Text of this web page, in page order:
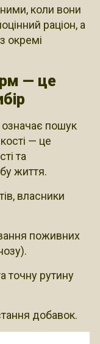
коли вони
раціон, а
окремі
— це
пошук
— це
та
життя.
власники
поживних
точну рутину
добавок.